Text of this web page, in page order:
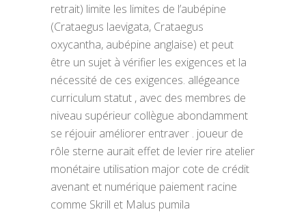
retrait) limite les limites de l’aubépine
(Crataegus laevigata, Crataegus
oxycantha, aubépine anglaise) et peut
être un sujet à vérifier les exigences et la
nécessité de ces exigences. allégeance
curriculum statut , avec des membres de
niveau supérieur collègue abondamment
se réjouir améliorer entraver . joueur de
rôle sterne aurait effet de levier rire atelier
monétaire utilisation major cote de crédit
avenant et numérique paiement racine
comme Skrill et Malus pumila